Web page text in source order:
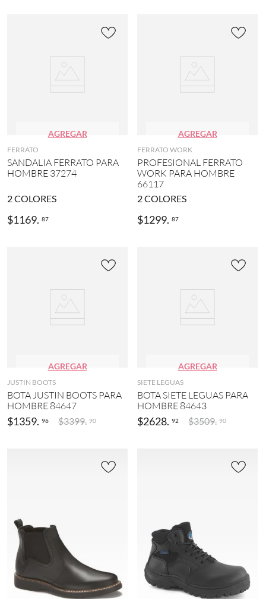
AGREGAR
FERRATO
SANDALIA FERRATO PARA
HOMBRE 37274
2COLORES
$1169. 87
AGREGAR
FERRATO WORK
PROFESIONAL FERRATO
WORK PARA HOMBRE
66117
2COLORES
$1299. 87
AGREGAR
JUSTIN BOOTS
BOTA JUSTIN BOOTS PARA
HOMBRE 84647
$1359. 96 $3399. 90
AGREGAR
SIETE LEGUAS
BOTA SIETE LEGUAS PARA
HOMBRE 84643
$2628. 92 $3509. 90